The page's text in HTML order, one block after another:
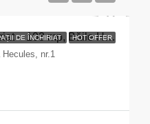
DE ÎNCHIRIAT HOT OFFER
Spațiu comercial de închiriat – 103 mp, Băile Herculane
nr.1